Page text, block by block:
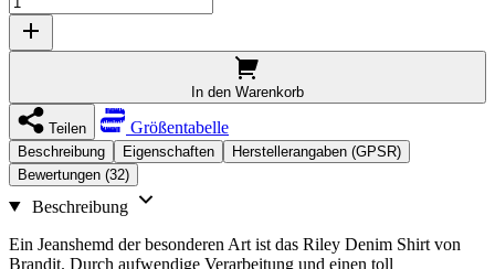
In den Warenkorb
Teilen Größentabelle
Beschreibung Eigenschaften
Herstellerangaben (GPSR)
Bewertungen (32)
Beschreibung
Ein Jeanshemd der besonderen Art ist das Riley Denim Shirt von
Brandit. Durch aufwendige Verarbeitung und einen toll